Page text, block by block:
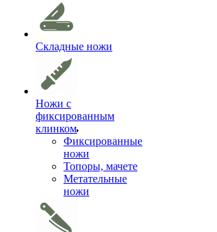
Складные ножи
Ножи с
фиксированным
клинком
Фиксированные
ножи
Топоры, мачете
Метательные
ножи